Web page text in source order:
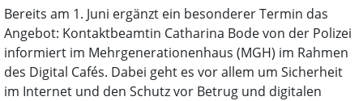
Bereits am 1. Juni ergänzt ein besonderer Termin das
Angebot: Kontaktbeamtin Catharina Bode von der Polizei
informiert im Mehrgenerationenhaus (MGH) im Rahmen
des Digital Cafés. Dabei geht es vor allem um Sicherheit
im Internet und den Schutz vor Betrug und digitalen